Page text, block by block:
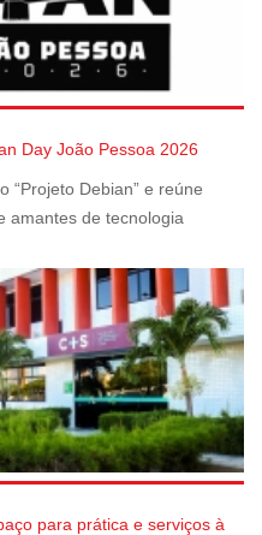
Day João Pessoa 2026
“Projeto Debian” e reúne
amantes de tecnologia
para prática e serviços à